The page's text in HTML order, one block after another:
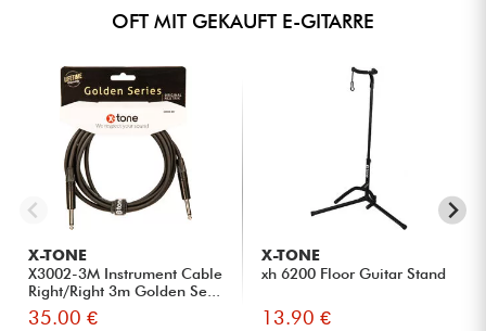
OFT MIT GEKAUFT E-GITARRE
X-TONE
X3002-3M Instrument Cable
Right/Right 3m Golden Se...
35.00 €
X-TONE
xh 6200 Floor Guitar Stand
13.90 €